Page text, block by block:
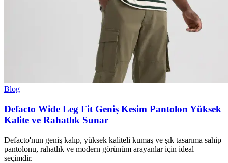
Blog
Defacto Wide Leg Fit Geniş Kesim Pantolon Yüksek
Kalite ve Rahatlık Sunar
Defacto'nun geniş kalıp, yüksek kaliteli kumaş ve şık tasarıma sahip
pantolonu, rahatlık ve modern görünüm arayanlar için ideal
seçimdir.